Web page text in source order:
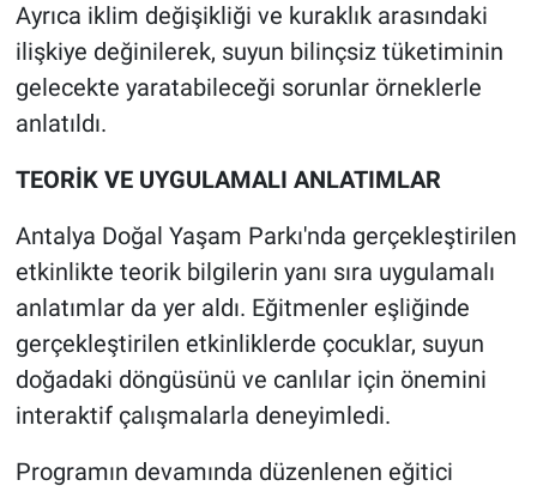
Ayrıca iklim değişikliği ve kuraklık arasındaki
ilişkiye değinilerek, suyun bilinçsiz tüketiminin
gelecekte yaratabileceği sorunlar örneklerle
anlatıldı.
TEORİK VE UYGULAMALI ANLATIMLAR
Antalya Doğal Yaşam Parkı'nda gerçekleştirilen
etkinlikte teorik bilgilerin yanı sıra uygulamalı
anlatımlar da yer aldı. Eğitmenler eşliğinde
gerçekleştirilen etkinliklerde çocuklar, suyun
doğadaki döngüsünü ve canlılar için önemini
interaktif çalışmalarla deneyimledi.
Programın devamında düzenlenen eğitici